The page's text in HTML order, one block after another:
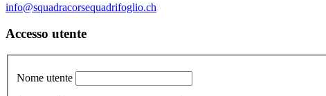
info@squadracorsequadrifoglio.ch
Accesso utente
Nome utente